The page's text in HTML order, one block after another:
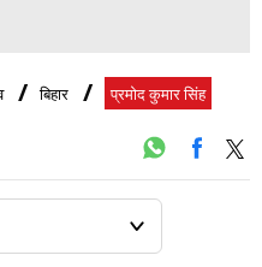
बिहार प्रमोद कुमार सिंह